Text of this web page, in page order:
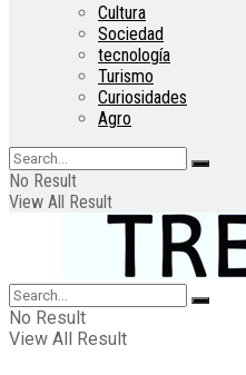
Cultura
Sociedad
tecnología
Turismo
Curiosidades
Agro
No Result
View All Result
No Result
View All Result